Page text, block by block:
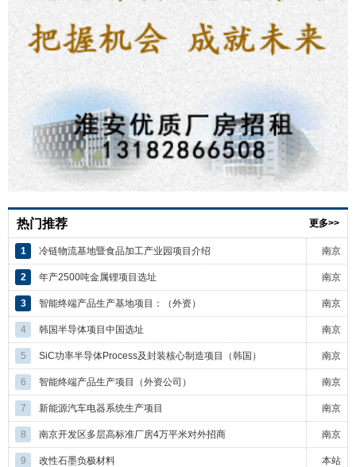
热门推荐 更多>>
1 南京
冷链物流基地暨食品加工产业园项目介绍
2 南京
年产2500吨金属锂项目选址
3 南京
智能终端产品生产基地项目：（外资）
4 南京
韩国半导体项目中国选址
5 南京
SiC功率半导体Process及封装核心制造项目（韩国）
6 南京
智能终端产品生产项目（外资公司）
7 南京
新能源汽车电器系统生产项目
8 南京
南京开发区多层高标准厂房4万平米对外招商
9 本站
改性石墨负极材料